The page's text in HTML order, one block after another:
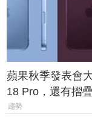
蘋果秋季發表會
18 Pro，還有摺
測一次看
趨勢